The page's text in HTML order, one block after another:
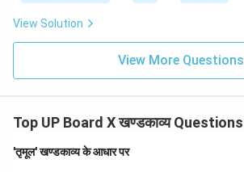
View Solution
View More Questions
Top UP Board X खण्डकाव्य Questions
'तृमूल' खण्डकाव्य के आधार पर